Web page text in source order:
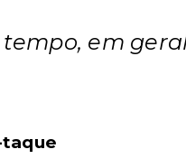
tempo, em